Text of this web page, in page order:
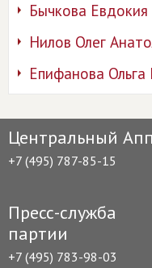
Бычкова
Нилов Олег
Епифанова Ольга
Центральный
+7 (495) 787-85-15
Пресс-служба
партии
+7 (495) 783-98-03